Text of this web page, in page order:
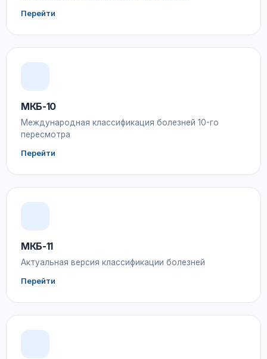
Перейти
МКБ-10
Международная классификация болезней 10-го
пересмотра
Перейти
МКБ-11
Актуальная версия классификации болезней
Перейти